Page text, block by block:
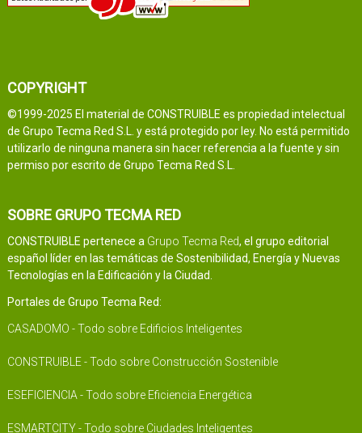
COPYRIGHT
©1999-2025 El material de CONSTRUIBLE es propiedad intelectual
de Grupo Tecma Red S.L. y está protegido por ley. No está permitido
utilizarlo de ninguna manera sin hacer referencia a la fuente y sin
permiso por escrito de Grupo Tecma Red S.L.
SOBRE GRUPO TECMA RED
CONSTRUIBLE pertenece a Grupo Tecma Red, el grupo editorial
español líder en las temáticas de Sostenibilidad, Energía y Nuevas
Tecnologías en la Edificación y la Ciudad.
Portales de Grupo Tecma Red:
CASADOMO - Todo sobre Edificios Inteligentes
CONSTRUIBLE - Todo sobre Construcción Sostenible
ESEFICIENCIA - Todo sobre Eficiencia Energética
ESMARTCITY - Todo sobre Ciudades Inteligentes